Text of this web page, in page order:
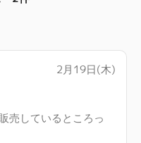
2月19日(木)
売しているところっ